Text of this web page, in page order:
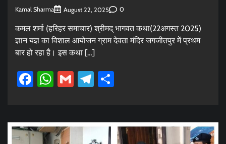
Kamal Sharma August 22, 2025 0
कमल शर्मा (हरिहर समाचार) श्रीमद् भागवत कथा(22अगस्त 2025)
ज्ञान यज्ञ का विशाल आयोजन ग्राम देवता मंदिर जगजीतपुर में प्रथम
बार हो रहा है। इस कथा […]
Facebook
WhatsApp
GmailTelegram